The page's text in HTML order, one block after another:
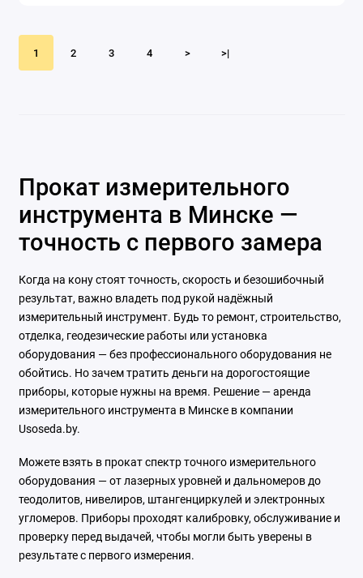
1 2 3 4 > >|
Прокат измерительного
инструмента в Минске —
точность с первого замера
Когда на кону стоят точность, скорость и безошибочный
результат, важно владеть под рукой надёжный
измерительный инструмент. Будь то ремонт, строительство,
отделка, геодезические работы или установка
оборудования — без профессионального оборудования не
обойтись. Но зачем тратить деньги на дорогостоящие
приборы, которые нужны на время. Решение — аренда
измерительного инструмента в Минске в компании
Usoseda.by.
Можете взять в прокат спектр точного измерительного
оборудования — от лазерных уровней и дальномеров до
теодолитов, нивелиров, штангенциркулей и электронных
угломеров. Приборы проходят калибровку, обслуживание и
проверку перед выдачей, чтобы могли быть уверены в
результате с первого измерения.